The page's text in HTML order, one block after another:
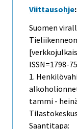
Viittausohje:
Suomen
ISSN=1798-
1.
tammi -
Saantitapa: